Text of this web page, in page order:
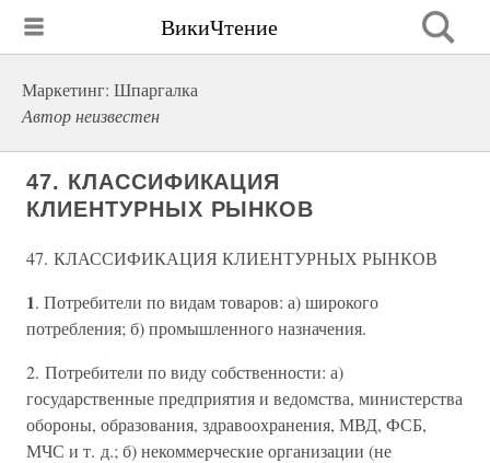
ВикиЧтение
Маркетинг: Шпаргалка
Автор неизвестен
47. КЛАССИФИКАЦИЯ
КЛИЕНТУРНЫХ РЫНКОВ
47. КЛАССИФИКАЦИЯ КЛИЕНТУРНЫХ РЫНКОВ
1. Потребители по видам товаров: а) широкого
потребления; б) промышленного назначения.
2. Потребители по виду собственности: а)
государственные предприятия и ведомства, министерства
обороны, образования, здравоохранения, МВД, ФСБ,
МЧС и т. д.; б) некоммерческие организации (не